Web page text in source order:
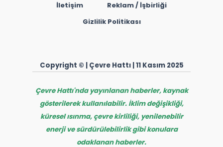
İletişim
Reklam / İşbirliği
Gizlilik Politikası
Copyright © | Çevre Hattı | 11 Kasım 2025
Çevre Hattı'nda yayınlanan haberler, kaynak
gösterilerek kullanılabilir. İklim değişikliği,
küresel ısınma, çevre kirliliği, yenilenebilir
enerji ve sürdürülebilirlik gibi konulara
odaklanan haberler.